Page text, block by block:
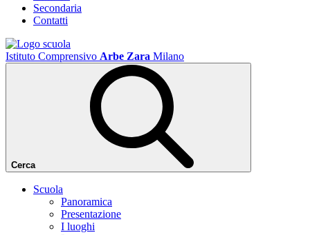
Secondaria
Contatti
Istituto Comprensivo Arbe Zara Milano
Cerca
Scuola
Panoramica
Presentazione
I luoghi